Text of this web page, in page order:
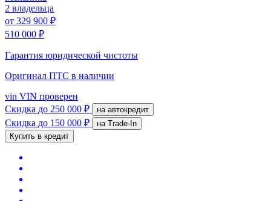
2 владельца
от 329 900 ₽
510 000 ₽
Гарантия юридической чистоты
Оригинал ПТС в наличии
vin VIN проверен
Скидка до 250 000 ₽ на автокредит
Скидка до 150 000 ₽
на Trade-In
Купить в кредит